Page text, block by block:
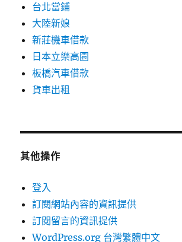
台北當鋪
大陸新娘
新莊機車借款
日本立樂高園
板橋汽車借款
貨車出租
其他操作
登入
訂閱網站內容的資訊提供
訂閱留言的資訊提供
WordPress.org 台灣繁體中文